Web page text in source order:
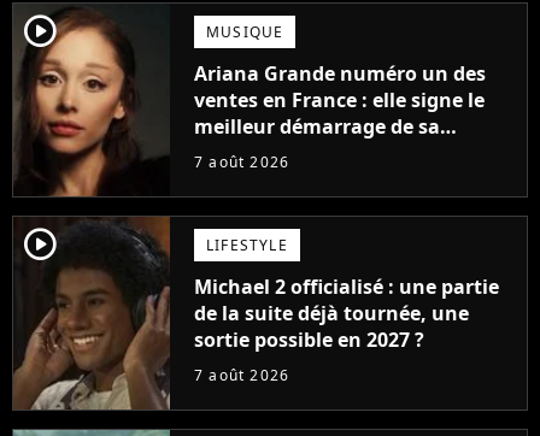
player2 MUSIQUE
Ariana Grande numéro un des
ventes en France : elle signe le
meilleur démarrage de sa
carrière avec son album Petal
7 août 2026
player2 LIFESTYLE
Michael 2 officialisé : une partie
de la suite déjà tournée, une
sortie possible en 2027 ?
7 août 2026